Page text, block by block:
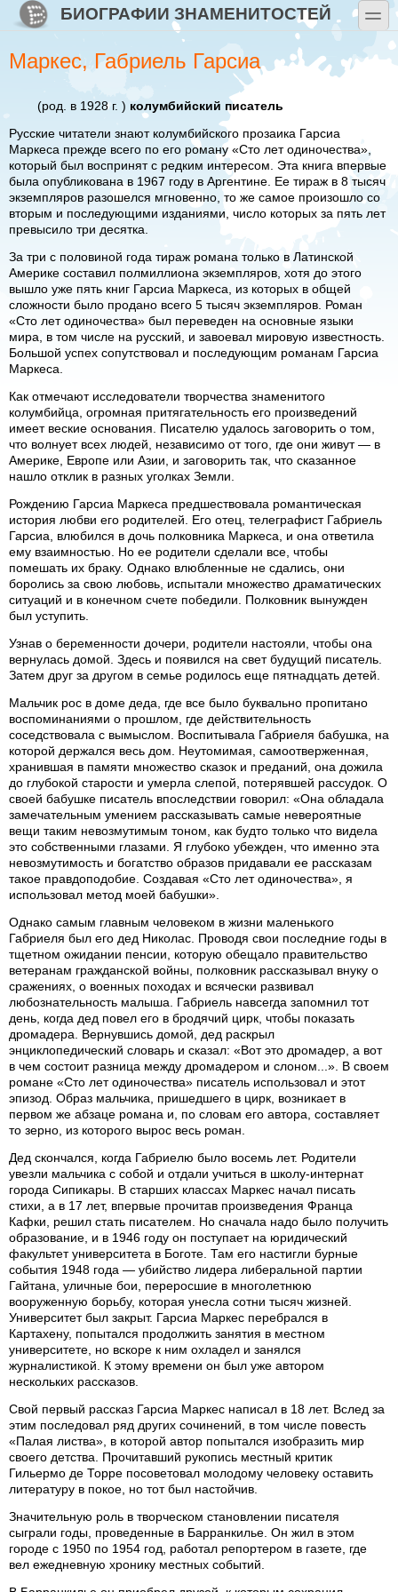
Перейти к основному содержанию
Skip to searchБИОГРАФИИ ЗНАМЕНИТОСТЕЙ toggle
Маркес, Габриель Гарсиа
(род. в 1928 г. ) колумбийский писатель
Русские читатели знают колумбийского прозаика Гарсиа
Маркеса прежде всего по его роману «Сто лет одиночества»,
который был воспринят с редким интересом. Эта книга впервые
была опубликована в 1967 году в Аргентине. Ее тираж в 8 тысяч
экземпляров разошелся мгновенно, то же самое произошло со
вторым и последующими изданиями, число которых за пять лет
превысило три десятка.
За три с половиной года тираж романа только в Латинской
Америке составил полмиллиона экземпляров, хотя до этого
вышло уже пять книг Гарсиа Маркеса, из которых в общей
сложности было продано всего 5 тысяч экземпляров. Роман
«Сто лет одиночества» был переведен на основные языки
мира, в том числе на русский, и завоевал мировую известность.
Большой успех сопутствовал и последующим романам Гарсиа
Маркеса.
Как отмечают исследователи творчества знаменитого
колумбийца, огромная притягательность его произведений
имеет веские основания. Писателю удалось заговорить о том,
что волнует всех людей, независимо от того, где они живут — в
Америке, Европе или Азии, и заговорить так, что сказанное
нашло отклик в разных уголках Земли.
Рождению Гарсиа Маркеса предшествовала романтическая
история любви его родителей. Его отец, телеграфист Габриель
Гарсиа, влюбился в дочь полковника Маркеса, и она ответила
ему взаимностью. Но ее родители сделали все, чтобы
помешать их браку. Однако влюбленные не сдались, они
боролись за свою любовь, испытали множество драматических
ситуаций и в конечном счете победили. Полковник вынужден
был уступить.
Узнав о беременности дочери, родители настояли, чтобы она
вернулась домой. Здесь и появился на свет будущий писатель.
Затем друг за другом в семье родилось еще пятнадцать детей.
Мальчик рос в доме деда, где все было буквально пропитано
воспоминаниями о прошлом, где действительность
соседствовала с вымыслом. Воспитывала Габриеля бабушка, на
которой держался весь дом. Неутомимая, самоотверженная,
хранившая в памяти множество сказок и преданий, она дожила
до глубокой старости и умерла слепой, потерявшей рассудок. О
своей бабушке писатель впоследствии говорил: «Она обладала
замечательным умением рассказывать самые невероятные
вещи таким невозмутимым тоном, как будто только что видела
это собственными глазами. Я глубоко убежден, что именно эта
невозмутимость и богатство образов придавали ее рассказам
такое правдоподобие. Создавая «Сто лет одиночества», я
использовал метод моей бабушки».
Однако самым главным человеком в жизни маленького
Габриеля был его дед Николас. Проводя свои последние годы в
тщетном ожидании пенсии, которую обещало правительство
ветеранам гражданской войны, полковник рассказывал внуку о
сражениях, о военных походах и всячески развивал
любознательность малыша. Габриель навсегда запомнил тот
день, когда дед повел его в бродячий цирк, чтобы показать
дромадера. Вернувшись домой, дед раскрыл
энциклопедический словарь и сказал: «Вот это дромадер, а вот
в чем состоит разница между дромадером и слоном...». В своем
романе «Сто лет одиночества» писатель использовал и этот
эпизод. Образ мальчика, пришедшего в цирк, возникает в
первом же абзаце романа и, по словам его автора, составляет
то зерно, из которого вырос весь роман.
Дед скончался, когда Габриелю было восемь лет. Родители
увезли мальчика с собой и отдали учиться в школу-интернат
города Сипикары. В старших классах Маркес начал писать
стихи, а в 17 лет, впервые прочитав произведения Франца
Кафки, решил стать писателем. Но сначала надо было получить
образование, и в 1946 году он поступает на юридический
факультет университета в Боготе. Там его настигли бурные
события 1948 года — убийство лидера либеральной партии
Гайтана, уличные бои, переросшие в многолетнюю
вооруженную борьбу, которая унесла сотни тысяч жизней.
Университет был закрыт. Гарсиа Маркес перебрался в
Картахену, попытался продолжить занятия в местном
университете, но вскоре к ним охладел и занялся
журналистикой. К этому времени он был уже автором
нескольких рассказов.
Свой первый рассказ Гарсиа Маркес написал в 18 лет. Вслед за
этим последовал ряд других сочинений, в том числе повесть
«Палая листва», в которой автор попытался изобразить мир
своего детства. Прочитавший рукопись местный критик
Гильермо де Торре посоветовал молодому человеку оставить
литературу в покое, но тот был настойчив.
Значительную роль в творческом становлении писателя
сыграли годы, проведенные в Барранкилье. Он жил в этом
городе с 1950 по 1954 год, работал репортером в газете, где
вел ежедневную хронику местных событий.